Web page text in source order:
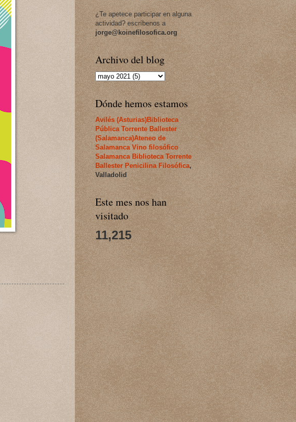
¿Te apetece participar en alguna
actividad? escríbenos a
jorge@koinefilosofica.org
Archivo del blog
Dónde hemos estamos
Avilés (Asturias)Biblioteca
Pública Torrente Ballester
(Salamanca)Ateneo de
SalamancaVino filosófico
Salamanca Biblioteca Torrente
Ballester Penicilina Filosófica,
Valladolid
Este mes nos han
visitado
11,215